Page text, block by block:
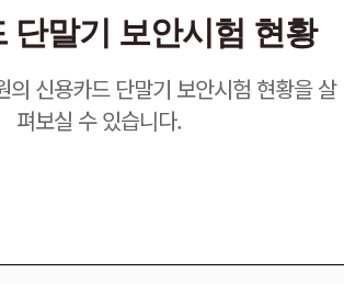
단말기 보안시험 현황
의 신용카드 단말기 보안시험 현황을 살
펴보실 수 있습니다.